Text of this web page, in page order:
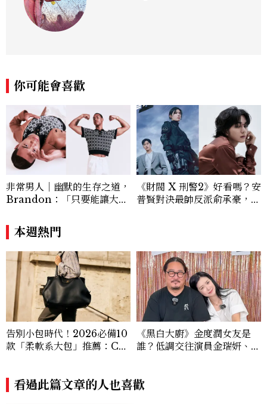
你可能會喜歡
非常男人｜幽默的生存之道，
Brandon：「只要能讓大家
讓敵人成為朋友。」
《財閥 X 刑警2》好看嗎？安
普賢對決最帥反派俞承豪，鄭
本週熱門
告別小包時代！2026必備10
款「柔軟系大包」推薦：Ch
《黑白大廚》金度潤女友是
誰？低調交往演員金瑞妍、曾
看過此篇文章的人也喜歡